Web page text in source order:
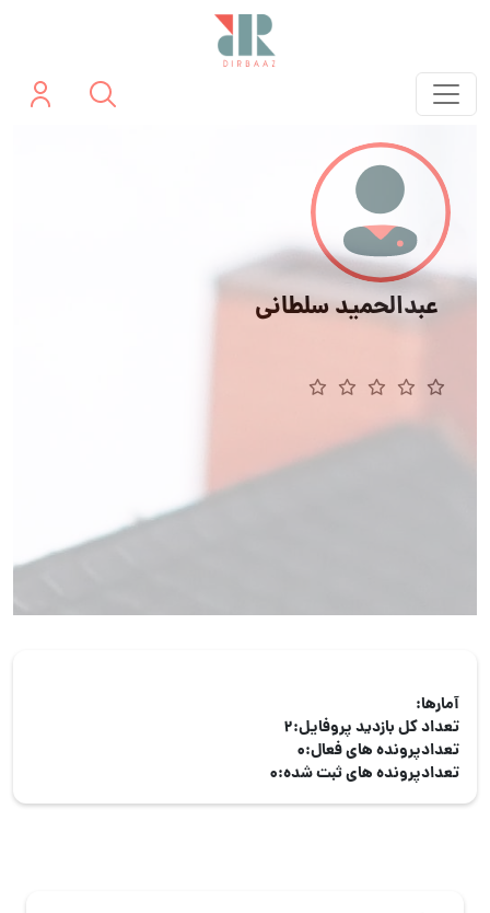
عبدالحمید سلطانی
آمارها:
تعداد کل بازدید پروفایل:2
تعدادپرونده های فعال:0
تعدادپرونده های ثبت شده:0